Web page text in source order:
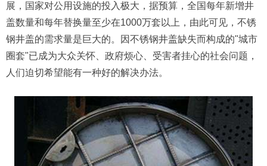
展，国家对公用设施的投入极大，据预算，全国每年新增井
盖数量和每年替换量至少在1000万套以上，由此可见，不锈
钢井盖的需求量是巨大的。因不锈钢井盖缺失而构成的"城市
圈套"已成为大众关怀、政府烦心、受害者挂心的社会问题，
人们迫切希望能有一种好的解决办法。